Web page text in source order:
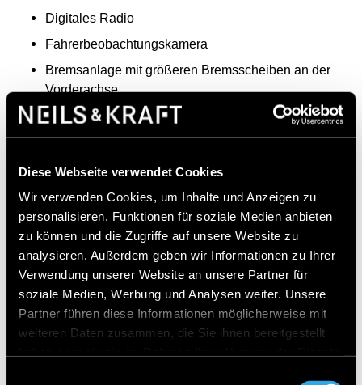
Diese Webseite verwendet Cookies
Wir verwenden Cookies, um Inhalte und Anzeigen zu
personalisieren, Funktionen für soziale Medien anbieten
zu können und die Zugriffe auf unsere Website zu
analysieren. Außerdem geben wir Informationen zu Ihrer
Verwendung unserer Website an unsere Partner für
soziale Medien, Werbung und Analysen weiter. Unsere
Partner führen diese Informationen möglicherweise mit
weiteren Daten zusammen, die Sie ihnen bereitgestellt
Digitales Radio
Fahrerbeobachtungskamera
Bremsanlage mit größeren Bremsscheiben an der
Vorderachse
TIREFIT
Akustischer Umfeldschutz
Kommunikationsmodul (5G) für die Nutzung von
Digitales Extra: Vorrüstung für Remote- und
Navigationsdienste
9G-TRONIC
Diesel-Abgasreinigung mit SDPF
Digitales Extra: Vorrüstung für Navigationsdienste
Instrumententafel und Bordkanten in
Ledernachbildung ARTICO in Nappaoptik